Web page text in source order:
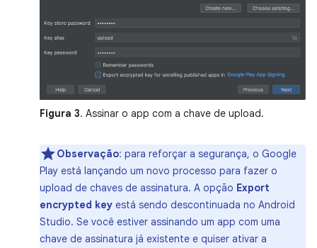
Figura 3. Assinar o app com a chave de upload.
Observação: para reforçar a segurança, o Google
Play está lançando um novo processo para fazer o
upload de chaves de assinatura. A opção Export
encrypted key está sendo descontinuada no Android
Studio. Se você estiver assinando um app com uma
chave de assinatura já existente e quiser ativar a